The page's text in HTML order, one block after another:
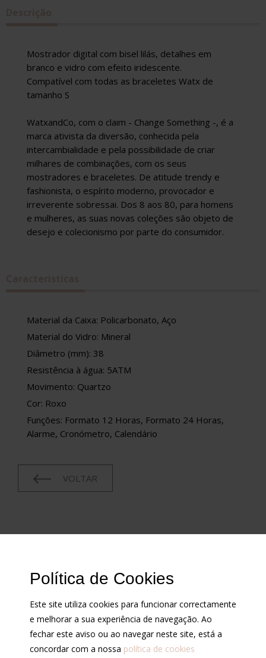
Mostrador digital com bisel lilás, detalhes em
branco e vidro com efeito iridescente.
Compatível com todas as braceletes Watx de
tamanho S
WatxandCo, com o claim - Change Something -, é a
marca ativista da diversão, conhecida pela
intercambialidade e pela possibilidade de criar
milhares de combinações, com os seus
mostradores e braceletes. De atitude trendy e
fashionista, o espírito moderno, provocador e
irreverente sobressai. Dos 8 aos 80, para homens
e mulheres, as suas novas coleções são objeto de
desejo e colecionismo por parte do consumidor.
Material da Caixa: Policarbonato, Aço
Material do Vidro: Mineral
Diâmetro (mm): 38
Resistência à água: 5ATM
Movimento: Quartzo
Cor: Roxo
Funções: Formato 12 Horas, Formato 24 Horas,
Alarme, Cronómetro, Calendário
VOLTAR
Cotações
Condições de venda
Política de privacidade
Política de Cookies
Este site utiliza cookies para funcionar correctamente
e melhorar a sua experiência de navegação. Ao
fechar este aviso ou ao navegar neste site, está a
concordar com a nossa política de cookies